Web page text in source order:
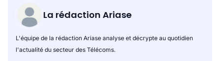
La rédaction Ariase
L'équipe de la rédaction Ariase analyse et décrypte au quotidien
l'actualité du secteur des Télécoms.